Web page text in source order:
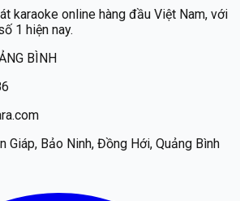
karaoke online hàng đầu Việt Nam, với
1 hiện nay.
BÌNH
Giáp, Bảo Ninh, Đồng Hới, Quảng Bình